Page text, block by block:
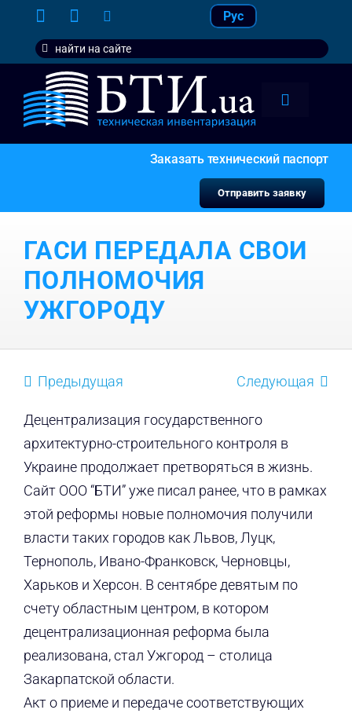
content
Рус
Search
for:
Toggle
услуги
Заказать технический паспорт
Отправить заявку
ГАСИ ПЕРЕДАЛА СВОИ
ПОЛНОМОЧИЯ
УЖГОРОДУ
Предыдущая Следующая
Децентрализация государственного
архитектурно-строительного контроля в
Украине продолжает претворяться в жизнь.
Сайт ООО “БТИ” уже писал ранее, что в рамках
этой реформы новые полномочия получили
власти таких городов как Львов, Луцк,
Тернополь, Ивано-Франковск, Черновцы,
Харьков и Херсон. В сентябре девятым по
счету областным центром, в котором
децентрализационная реформа была
реализована, стал Ужгород – столица
Закарпатской области.
Акт о приеме и передаче соответствующих